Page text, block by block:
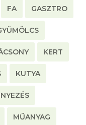
FA GASZTRO
KERT
KUTYA
MŰANYAG